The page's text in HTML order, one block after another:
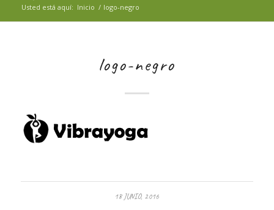
Usted está aquí: Inicio / logo-negro
logo-negro
18 JUNIO, 2016